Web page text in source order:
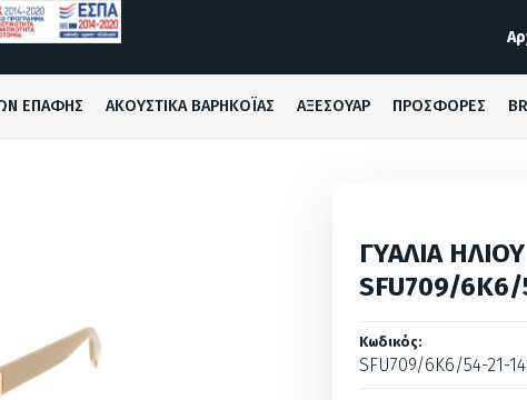
ΕΠΑΦΗΣ ΑΚΟΥΣΤΙΚΑ ΒΑΡΗΚΟΪΑΣ ΑΞΕΣΟΥΑΡ ΠΡΟΣΦΟΡΕΣ
ΓΥΑΛΙΑ ΗΛΙΟΥ
SFU709/6K6/
Κωδικός:
SFU709/6K6/54-21-